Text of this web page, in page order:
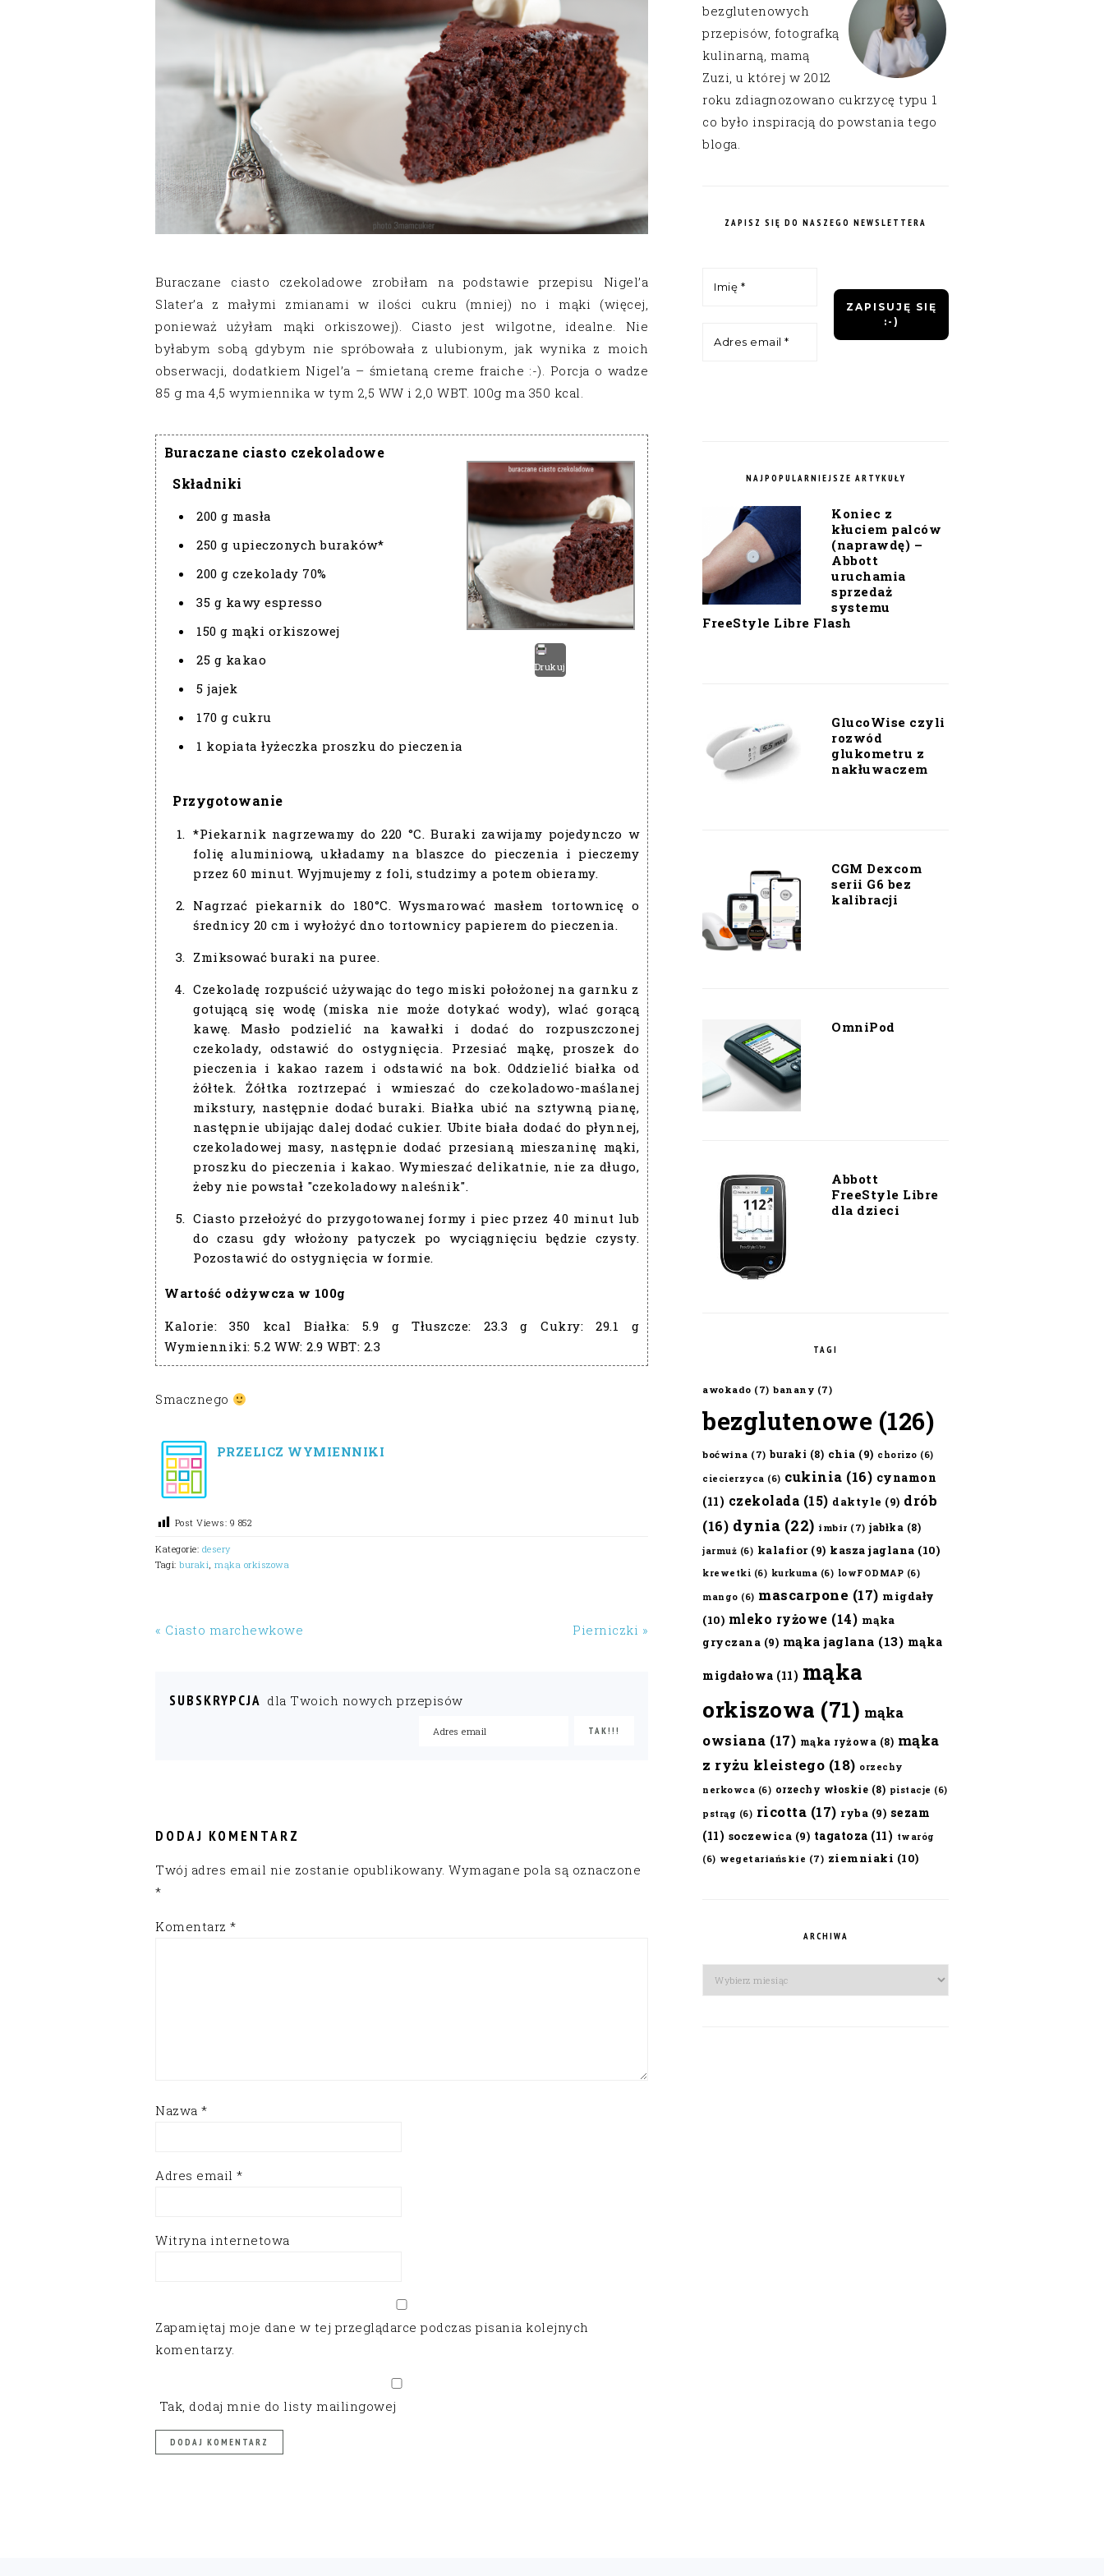
Buraczane ciasto czekoladowe zrobiłam na podstawie przepisu Nigel’a
Slater’a z małymi zmianami w ilości cukru (mniej) no i mąki (więcej,
ponieważ użyłam mąki orkiszowej). Ciasto jest wilgotne, idealne. Nie
byłabym sobą gdybym nie spróbowała z ulubionym, jak wynika z moich
obserwacji, dodatkiem Nigel’a – śmietaną creme fraiche :-). Porcja o wadze
85 g ma 4,5 wymiennika w tym 2,5 WW i 2,0 WBT. 100g ma 350 kcal.
Buraczane ciasto czekoladowe
Drukuj
Składniki
200 g masła
250 g upieczonych buraków*
200 g czekolady 70%
35 g kawy espresso
150 g mąki orkiszowej
25 g kakao
5 jajek
170 g cukru
1 kopiata łyżeczka proszku do pieczenia
Przygotowanie
*Piekarnik nagrzewamy do 220 °C. Buraki zawijamy pojedynczo w
folię aluminiową, układamy na blaszce do pieczenia i pieczemy
przez 60 minut. Wyjmujemy z foli, studzimy a potem obieramy.
Nagrzać piekarnik do 180°C. Wysmarować masłem tortownicę o
średnicy 20 cm i wyłożyć dno tortownicy papierem do pieczenia.
Zmiksować buraki na puree.
Czekoladę rozpuścić używając do tego miski położonej na garnku z
gotującą się wodę (miska nie może dotykać wody), wlać gorącą
kawę. Masło podzielić na kawałki i dodać do rozpuszczonej
czekolady, odstawić do ostygnięcia. Przesiać mąkę, proszek do
pieczenia i kakao razem i odstawić na bok. Oddzielić białka od
żółtek. Żółtka roztrzepać i wmieszać do czekoladowo-maślanej
mikstury, następnie dodać buraki. Białka ubić na sztywną pianę,
następnie ubijając dalej dodać cukier. Ubite biała dodać do płynnej,
czekoladowej masy, następnie dodać przesianą mieszaninę mąki,
proszku do pieczenia i kakao. Wymieszać delikatnie, nie za długo,
żeby nie powstał "czekoladowy naleśnik".
Ciasto przełożyć do przygotowanej formy i piec przez 40 minut lub
do czasu gdy włożony patyczek po wyciągnięciu będzie czysty.
Pozostawić do ostygnięcia w formie.
Wartość odżywcza w 100g
Kalorie:350 kcal Białka: 5.9 g Tłuszcze:23.3 g Cukry:29.1 g
Wymienniki: 5.2 WW: 2.9 WBT: 2.3
Smacznego
PRZELICZ WYMIENNIKI
Post Views: 9 852
Kategorie: desery
Tagi: buraki, mąka orkiszowa
« Ciasto marchewkowe Pierniczki »
SUBSKRYPCJA dla Twoich nowych przepisów
DODAJ KOMENTARZ
Twój adres email nie zostanie opublikowany. Wymagane pola są oznaczone
*
Komentarz *
Nazwa *
Adres email *
Witryna internetowa
Zapamiętaj moje dane w tej przeglądarce podczas pisania kolejnych
komentarzy.
Tak, dodaj mnie do listy mailingowej
bezglutenowych
przepisów, fotografką
kulinarną, mamą
Zuzi, u której w 2012
roku zdiagnozowano cukrzycę typu 1
co było inspiracją do powstania tego
bloga.
ZAPISZ SIĘ DO NASZEGO NEWSLETTERA
NAJPOPULARNIEJSZE ARTYKUŁY
Koniec z
kłuciem palców
(naprawdę) –
Abbott
uruchamia
sprzedaż
systemu
FreeStyle Libre Flash
GlucoWise czyli
rozwód
glukometru z
nakłuwaczem
CGM Dexcom
serii G6 bez
kalibracji
OmniPod
Abbott
FreeStyle Libre
dla dzieci
TAGI
awokado (7) banany (7)
bezglutenowe (126)
boćwina (7) buraki (8) chia (9) chorizo (6)
ciecierzyca (6) cukinia (16) cynamon
(11) czekolada (15) daktyle (9) drób
(16) dynia (22) imbir (7) jabłka (8)
jarmuż (6) kalafior(9) kasza jaglana (10)
krewetki (6) kurkuma (6) lowFODMAP (6)
mango (6) mascarpone (17) migdały
(10) mleko ryżowe (14) mąka
gryczana (9) mąka jaglana (13) mąka
migdałowa (11) mąka
orkiszowa (71) mąka
owsiana (17) mąka ryżowa (8) mąka
z ryżu kleistego (18) orzechy
nerkowca (6) orzechy włoskie (8) pistacje (6)
pstrąg (6) ricotta (17) ryba (9) sezam
(11) soczewica (9) tagatoza (11) twaróg
(6) wegetariańskie (7) ziemniaki (10)
ARCHIWA
Archiwa